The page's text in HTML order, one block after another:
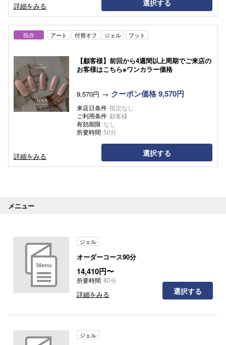
詳細をみる 選択する
既存 アート 付替オフ ジェル フット
【顧客様】前回から4週間以上周期でご来店の
お客様はこちら※ワンカラー価格
9,570円 クーポン価格 9,570円
来店日条件 指定なし
ご利用条件 顧客様
有効期限 なし
所要時間 50分
詳細をみる 選択する
メニュー
ジェル
オーダーコース90分
14,410円〜
所要時間 80分
詳細をみる 選択する
ジェル